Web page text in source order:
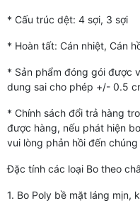
* Cấu trúc dệt: 4 sợi, 3 sợi
* Hoàn tất: Cán nhiệt, Cán
* Sản phẩm đóng gói được
dung sai cho phép +/- 0.5
* Chính sách đổi trả hàng
được hàng, nếu phát hiện
vui lòng phản hồi đến
Đặc tính các loại Bo theo
1. Bo Poly bề mặt láng mịn,